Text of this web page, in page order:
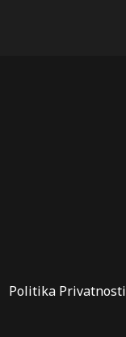
Politika Privatnosti